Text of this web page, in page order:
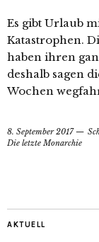
Es gibt Urlaub
Katastrophen.
haben ihren
deshalb sagen
Wochen
8. September 2017
Die letzte Monarchie
AKTUELL